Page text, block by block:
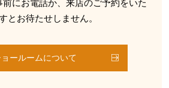
にお電話か、来店のご予約をいた
とお待たせしません。
ョールームについて